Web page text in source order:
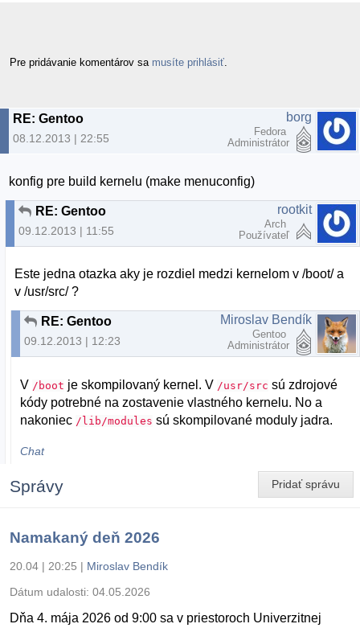
Pre pridávanie komentárov sa musíte prihlásiť
RE: Gentoo
08.12.2013 | 22:55
borg
Fedora
Administrátor
konfig pre build kernelu (make menuconfig)
RE: Gentoo
09.12.2013 | 11:55
rootkit
Arch
Používateľ
Este jedna otazka aky je rozdiel medzi kernelom v /boot/ a
v /usr/src/ ?
RE: Gentoo
09.12.2013 | 12:23
Miroslav Bendík
Gentoo
Administrátor
V /boot je skompilovaný kernel. V /usr/src sú zdrojové
kódy potrebné na zostavenie vlastného kernelu. No a
nakoniec /lib/modules sú skompilované moduly jadra.
Chat
Pridať správu
Správy
Namakaný deň 2026
20.04 | 20:25 | Miroslav Bendík
Dátum udalosti: 04.05.2026
Dňa 4. mája 2026 od 9:00 sa v priestoroch Univerzitnej